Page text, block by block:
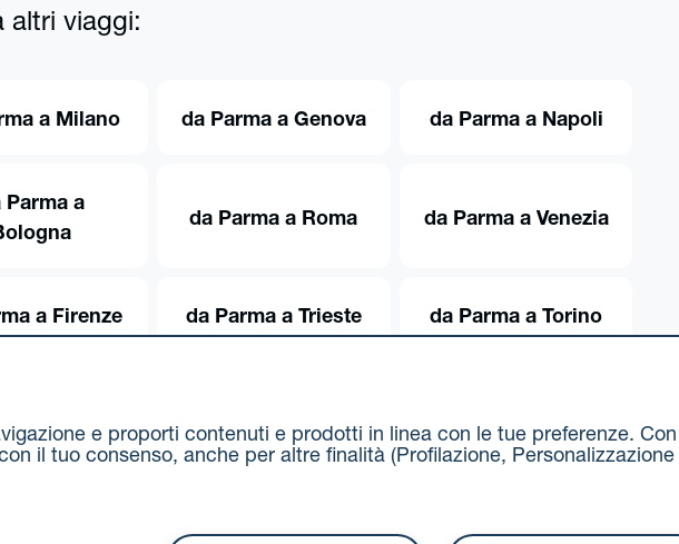
altri viaggi:
a Milano da Parma a Genova da Parma a Napoli
Parma a
da Parma a Roma da Parma a Venezia
a Firenze da Parma a Trieste da Parma a Torino
e proporti contenuti e prodotti in linea con le tue preferenze.
il tuo consenso, anche per altre finalità (Profilazione,